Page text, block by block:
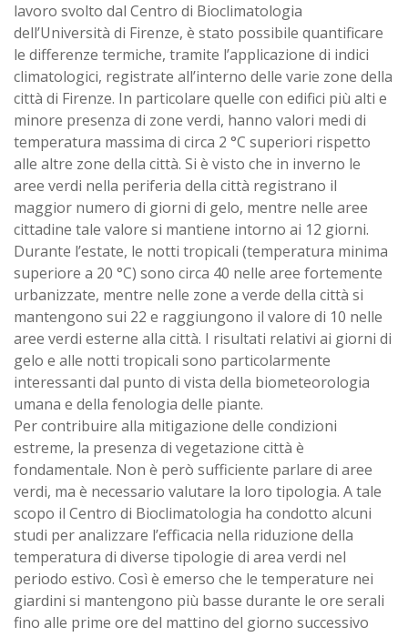
lavoro svolto dal Centro di Bioclimatologia
dell’Università di Firenze, è stato possibile quantificare
le differenze termiche, tramite l’applicazione di indici
climatologici, registrate all’interno delle varie zone della
città di Firenze. In particolare quelle con edifici più alti e
minore presenza di zone verdi, hanno valori medi di
temperatura massima di circa 2 °C superiori rispetto
alle altre zone della città. Si è visto che in inverno le
aree verdi nella periferia della città registrano il
maggior numero di giorni di gelo, mentre nelle aree
cittadine tale valore si mantiene intorno ai 12 giorni.
Durante l’estate, le notti tropicali (temperatura minima
superiore a 20 °C) sono circa 40 nelle aree fortemente
urbanizzate, mentre nelle zone a verde della città si
mantengono sui 22 e raggiungono il valore di 10 nelle
aree verdi esterne alla città. I risultati relativi ai giorni di
gelo e alle notti tropicali sono particolarmente
interessanti dal punto di vista della biometeorologia
umana e della fenologia delle piante.
Per contribuire alla mitigazione delle condizioni
estreme, la presenza di vegetazione città è
fondamentale. Non è però sufficiente parlare di aree
verdi, ma è necessario valutare la loro tipologia. A tale
scopo il Centro di Bioclimatologia ha condotto alcuni
studi per analizzare l’efficacia nella riduzione della
temperatura di diverse tipologie di area verdi nel
periodo estivo. Così è emerso che le temperature nei
giardini si mantengono più basse durante le ore serali
fino alle prime ore del mattino del giorno successivo